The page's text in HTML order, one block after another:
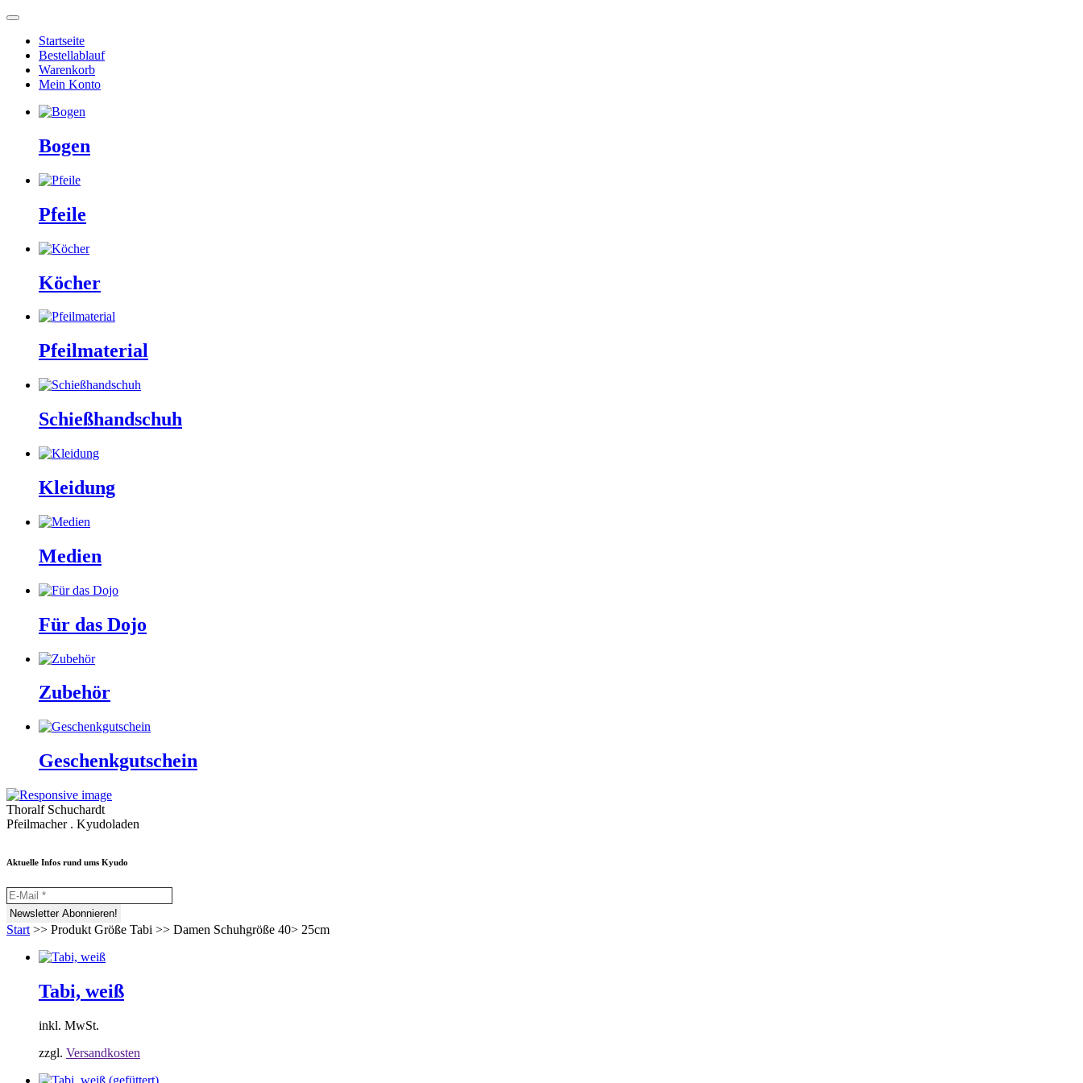
Startseite
Bestellablauf
Warenkorb
Mein Konto
Bogen
Pfeile
Köcher
Pfeilmaterial
Schießhandschuh
Kleidung
Medien
Für das Dojo
Zubehör
Geschenkgutschein
Thoralf Schuchardt
Pfeilmacher . Kyudoladen
Aktuelle Infos rund ums Kyudo
Start >> Produkt Größe Tabi >> Damen Schuhgröße 40> 25cm
Tabi, weiß
inkl. MwSt.
zzgl. Versandkosten